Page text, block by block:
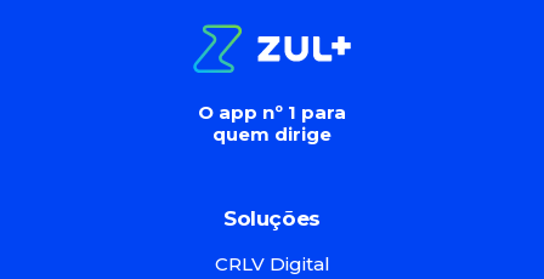
O app nº 1 para
quem dirige
Soluções
CRLV Digital